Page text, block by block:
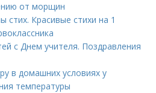
от морщин
стих. Красивые стихи на 1
с Днем учителя. Поздравления
в домашних условиях у
температуры